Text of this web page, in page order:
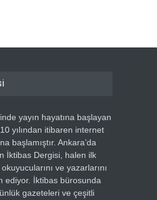
yayın hayatına başlayan
yılından itibaren internet
başlamıştır. Ankara’da
İktibas Dergisi, halen ilk
ve yazarlarını
ediyor. İktibas bürosunda
gazeteleri ve çeşitli